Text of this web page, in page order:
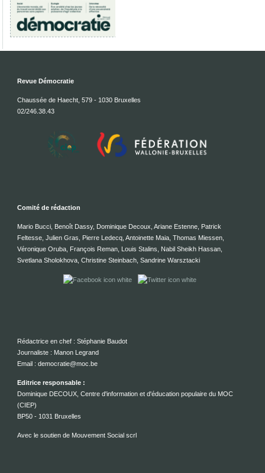
Revue Démocratie
Chaussée de Haecht, 579 - 1030 Bruxelles
02/246.38.43
Comité de rédaction
Mario Bucci, Benoît Dassy, Dominique Decoux, Ariane Estenne, Patrick
Feltesse, Julien Gras, Pierre Ledecq, Antoinette Maia, Thomas Miessen,
Véronique Oruba, François Reman, Louis Stalins, Nabil Sheikh Hassan,
Svetlana Sholokhova, Christine Steinbach, Sandrine Warsztacki
Rédactrice en chef : Stéphanie Baudot
Journaliste : Manon Legrand
Email : democratie@moc.be
Editrice responsable :
Dominique DECOUX, Centre d'information et d'éducation populaire du MOC
(CIEP)
BP50 - 1031 Bruxelles
Avec le soutien de Mouvement Social scrl